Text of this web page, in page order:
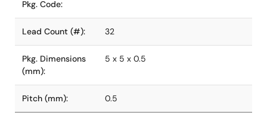
Pkg. Code:
Lead Count (#): 32
Pkg. Dimensions
(mm):
5 x 5 x 0.5
Pitch (mm): 0.5